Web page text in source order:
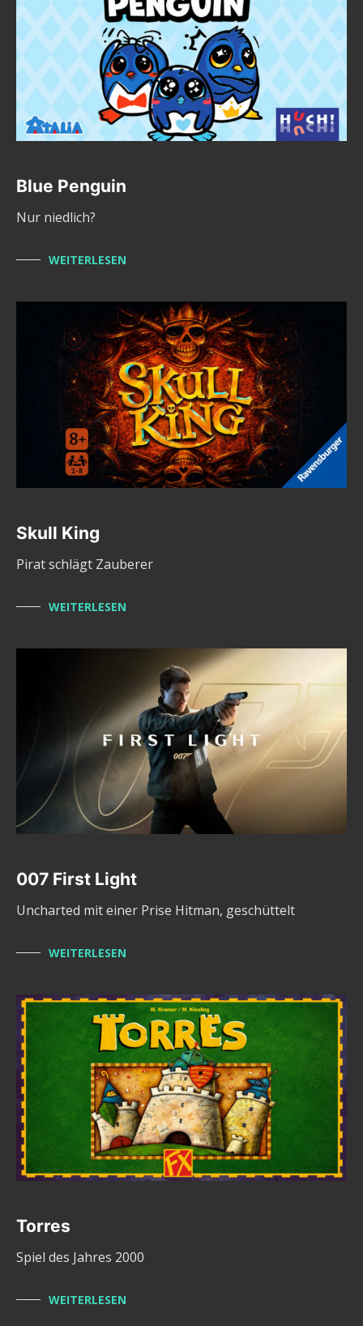
Blue Penguin
Nur niedlich?
WEITERLESEN
Skull King
Pirat schlägt Zauberer
WEITERLESEN
007 First Light
Uncharted mit einer Prise Hitman, geschüttelt
WEITERLESEN
Torres
Spiel des Jahres 2000
WEITERLESEN